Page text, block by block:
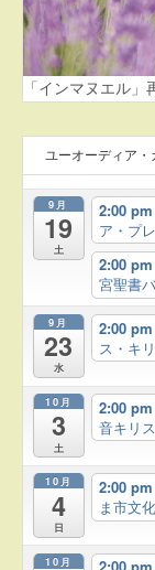
「インマヌエル
ユーオーディア・
9月
19
土
2:00 pm
ア・プ
2:00 pm
宮聖書
9月
23
水
2:00 pm
ス・キ
10月
3
土
2:00 pm
音キリ
10月
4
日
2:00 pm
ま市文
10月